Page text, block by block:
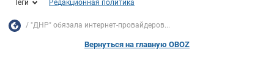
Теги Редакционная политика
"ДНР" обязала интернет-провайдеров...
Вернуться на главную OBOZ